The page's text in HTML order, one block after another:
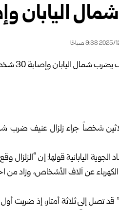
وإصابة
اليابانية قولها: إن “الزلزال
عن آلاف الأشخاص، وزاد
تصل إلى ثلاثة أمتار، إذ ضربت